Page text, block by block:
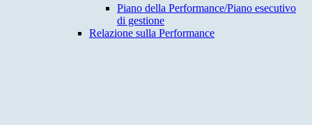
Piano della Performance/Piano esecutivo
di gestione
Relazione sulla Performance